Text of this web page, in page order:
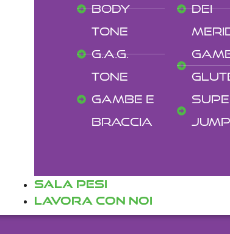
Body
Tone
G.A.g.
Tone
gambe e
braccia
dei
Jump
SALA PESI
Lavora con noi